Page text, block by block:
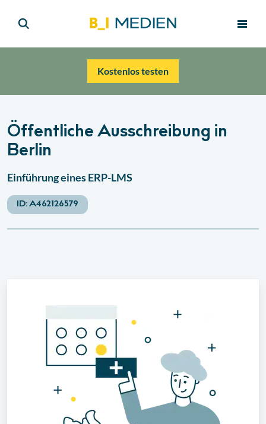
Kostenlos testen
Öffentliche Ausschreibung in
Berlin
Einführung eines ERP-LMS
ID:A462126579